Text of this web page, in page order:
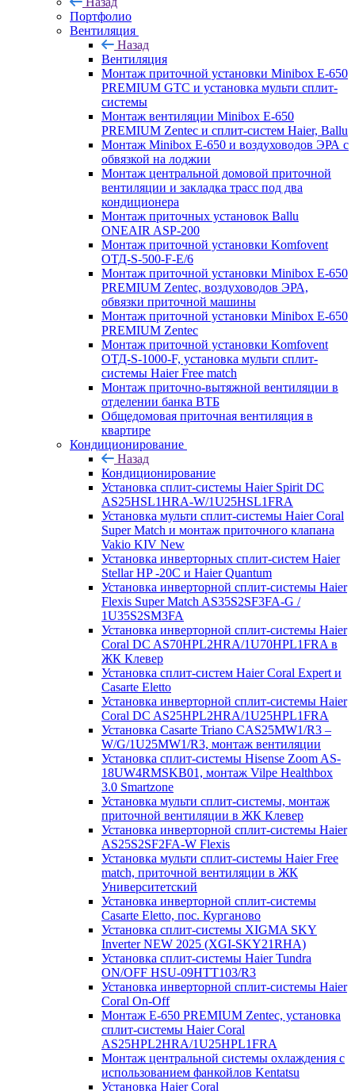
Портфолио
Вентиляция
Назад
Вентиляция
Монтаж приточной установки Minibox E-650
PREMIUM GTC и установка мульти сплит-
системы
Монтаж вентиляции Minibox E-650
PREMIUM Zentec и сплит-систем Haier, Ballu
Монтаж Minibox E-650 и воздуховодов ЭРА с
обвязкой на лоджии
Монтаж центральной домовой приточной
вентиляции и закладка трасс под два
кондиционера
Монтаж приточных установок Ballu
ONEAIR ASP-200
Монтаж приточной установки Komfovent
ОТД-S-500-F-E/6
Монтаж приточной установки Minibox E-650
PREMIUM Zentec, воздуховодов ЭРА,
обвязки приточной машины
Монтаж приточной установки Minibox E-650
PREMIUM Zentec
Монтаж приточной установки Komfovent
ОТД-S-1000-F, установка мульти сплит-
системы Haier Free match
Монтаж приточно-вытяжной вентиляции в
отделении банка ВТБ
Общедомовая приточная вентиляция в
квартире
Кондиционирование
Назад
Кондиционирование
Установка сплит-системы Haier Spirit DC
AS25HSL1HRA-W/1U25HSL1FRA
Установка мульти сплит-системы Haier Coral
Super Match и монтаж приточного клапана
Vakio KIV New
Установка инверторных сплит-систем Haier
Stellar HP -20С и Haier Quantum
Установка инверторной сплит-системы Haier
Flexis Super Match AS35S2SF3FA-G /
1U35S2SM3FA
Установка инверторной сплит-системы Haier
Coral DC AS70HPL2HRA/1U70HPL1FRA в
ЖК Клевер
Установка сплит-систем Haier Coral Expert и
Casarte Eletto
Установка инверторной сплит-системы Haier
Coral DC AS25HPL2HRA/1U25HPL1FRA
Установка Casarte Triano CAS25MW1/R3 –
W/G/1U25MW1/R3, монтаж вентиляции
Установка сплит-системы Hisense Zoom AS-
18UW4RMSKB01, монтаж Vilpe Healthbox
3.0 Smartzone
Установка мульти сплит-системы, монтаж
приточной вентиляции в ЖК Клевер
Установка инверторной сплит-системы Haier
AS25S2SF2FA-W Flexis
Установка мульти сплит-системы Haier Free
match, приточной вентиляции в ЖК
Университетский
Установка инверторной сплит-системы
Casarte Eletto, пос. Курганово
Установка сплит-системы XIGMA SKY
Inverter NEW 2025 (XGI-SKY21RHA)
Установка сплит-системы Haier Tundra
ON/OFF HSU-09HTT103/R3
Установка инверторной сплит-системы Haier
Coral On-Off
Монтаж E-650 PREMIUM Zentec, установка
сплит-системы Haier Coral
AS25HPL2HRA/1U25HPL1FRA
Монтаж центральной системы охлаждения с
использованием фанкойлов Kentatsu
Установка Haier Coral